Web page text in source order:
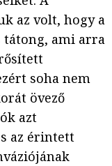
az volt, hogy a
tátong, ami arra
soha nem
övező
azt
az érintett